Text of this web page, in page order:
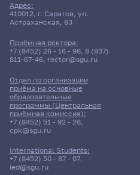
Адрес:
410012, г. Саратов, ул.
Астраханская, 83
Приёмная ректора:
+7 (8452) 26 - 16 - 96, 8 (937)
811-67-46, rector@sgu.ru
Отдел по организации
приёма на основные
образовательные
программы (Центральная
приёмная комиссия):
+7 (8452) 51 - 92 - 26,
cpk@sgu.ru
International Students:
+7 (8452) 50 - 87 - 07,
ied@sgu.ru